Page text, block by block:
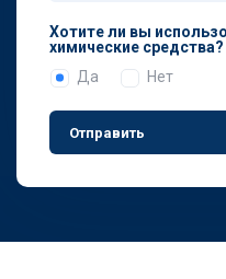
Хотите ли вы
химические средства?
Да
Нет
Отправить